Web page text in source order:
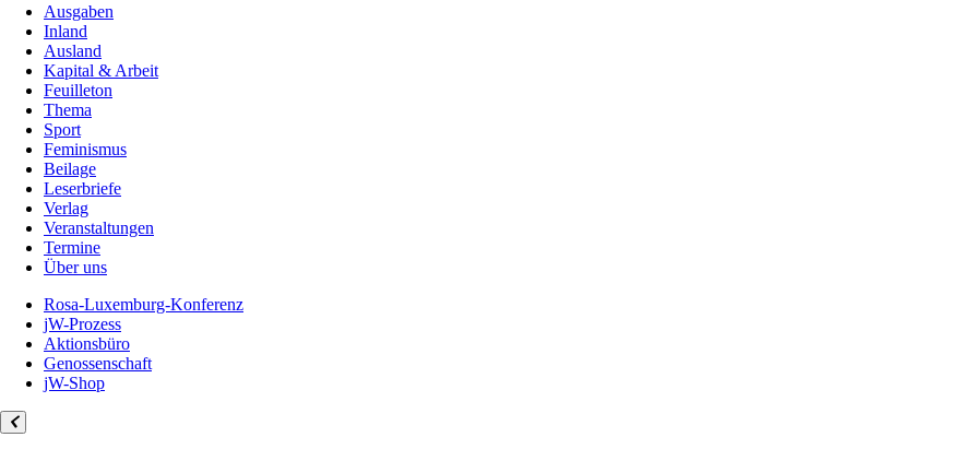
Ausgaben
Inland
Ausland
Kapital & Arbeit
Feuilleton
Thema
Sport
Feminismus
Beilage
Leserbriefe
Verlag
Veranstaltungen
Termine
Über uns
Rosa-Luxemburg-Konferenz
jW-Prozess
Aktionsbüro
Genossenschaft
jW-Shop